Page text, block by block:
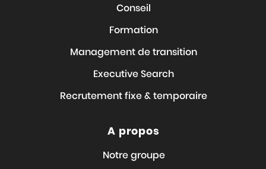
Conseil
Formation
Management de transition
Executive Search
Recrutement fixe & temporaire
A propos
Notre groupe